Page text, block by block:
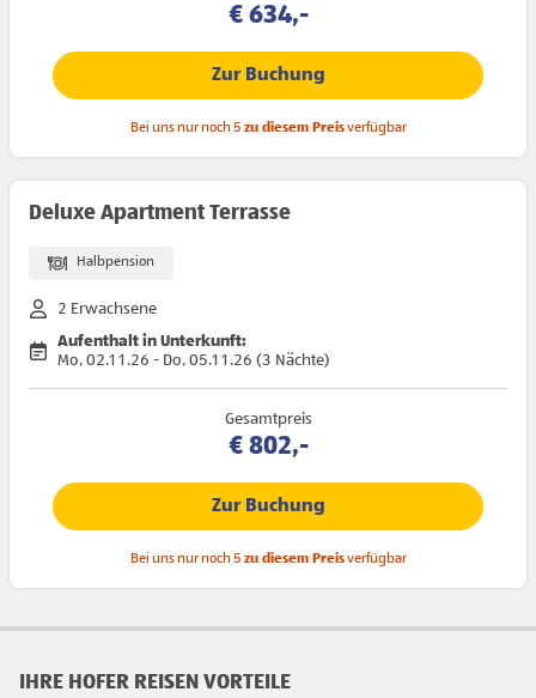
€ 634,-
Zur Buchung
Bei uns nur noch 5 zu diesem Preisverfügbar
Deluxe Apartment Terrasse
Halbpension
2 Erwachsene
Aufenthalt in Unterkunft:
Mo, 02.11.26 - Do, 05.11.26 (3 Nächte)
Gesamtpreis
€ 802,-
Zur Buchung
Bei uns nur noch 5 zu diesem Preisverfügbar
IHRE HOFER REISEN VORTEILE